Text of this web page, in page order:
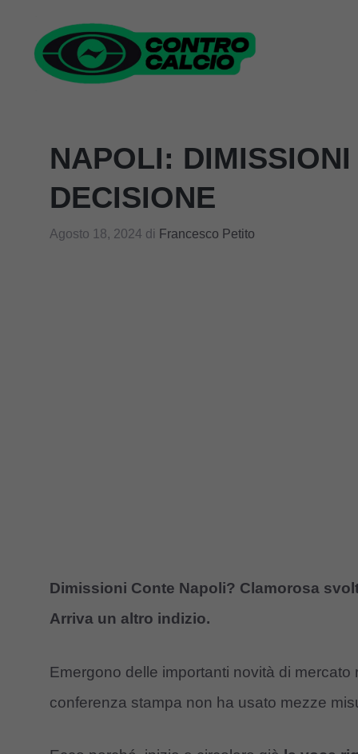
contenuto
NAPOLI:
DECISIONE
Agosto 18, 2024 di Francesco Petito
Dimissioni Conte Napoli? Clamorosa
Arriva un altro indizio.
Emergono delle importanti novità di mercato
conferenza stampa non ha usato mezze